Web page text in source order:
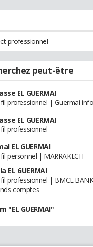
professionnel
peut-être
EL GUERMAI
professionnel | Guermai
EL GUERMAI
professionnel
EL GUERMAI
personnel | MARRAKECH
EL GUERMAI
professionnel | BMCE
comptes
"EL GUERMAI"